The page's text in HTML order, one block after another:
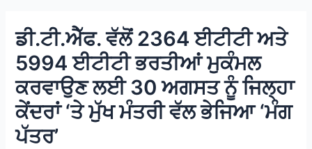
ਡੀ.ਟੀ.ਐੱਫ. ਵੱਲੋਂ 2364 ਈਟੀਟੀ ਅਤੇ
5994 ਈਟੀਟੀ ਭਰਤੀਆਂ ਮੁਕੰਮਲ
ਕਰਵਾਉਣ ਲਈ 30 ਅਗਸਤ ਨੂੰ ਜਿਲ੍ਹਾ
ਕੇਂਦਰਾਂ ‘ਤੇ ਮੁੱਖ ਮੰਤਰੀ ਵੱਲ ਭੇਜਿਆ ‘ਮੰਗ
ਪੱਤਰ’